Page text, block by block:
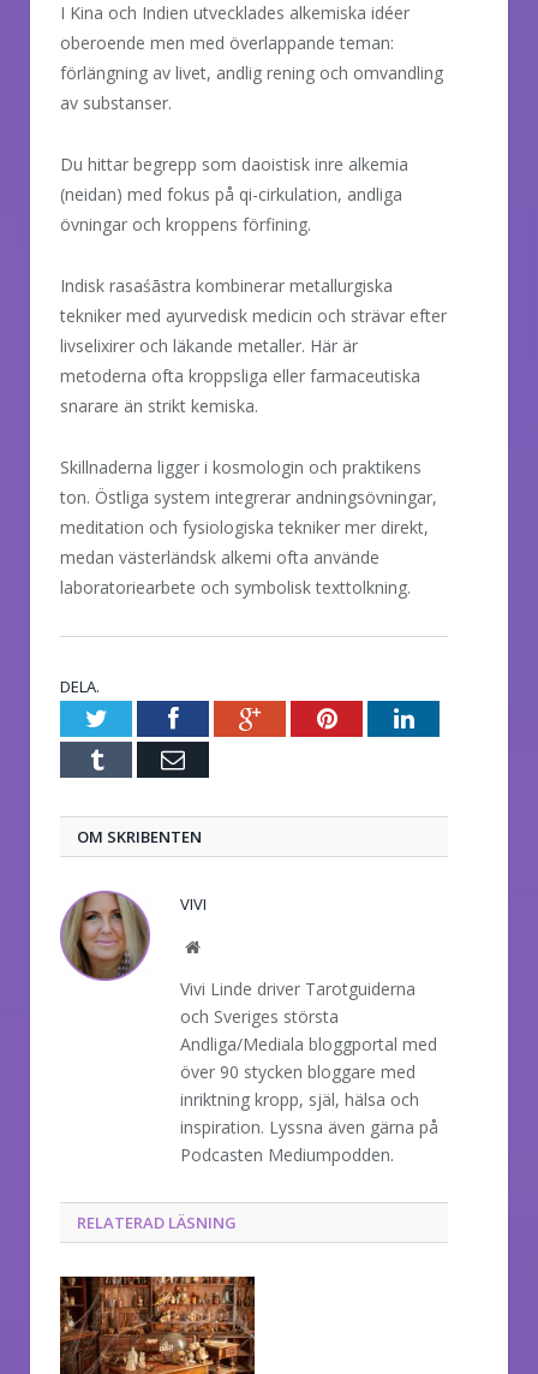
I Kina och Indien utvecklades alkemiska idéer
oberoende men med överlappande teman:
förlängning av livet, andlig rening och omvandling
av substanser.
Du hittar begrepp som daoistisk inre alkemia
(neidan) med fokus på qi-cirkulation, andliga
övningar och kroppens förfining.
Indisk rasaśāstra kombinerar metallurgiska
tekniker med ayurvedisk medicin och strävar efter
livselixirer och läkande metaller. Här är
metoderna ofta kroppsliga eller farmaceutiska
snarare än strikt kemiska.
Skillnaderna ligger i kosmologin och praktikens
ton. Östliga system integrerar andningsövningar,
meditation och fysiologiska tekniker mer direkt,
medan västerländsk alkemi ofta använde
laboratoriearbete och symbolisk texttolkning.
DELA.
TwitterFacebookGoogle+PinterestLinkedIn
Tumblr E-
OM SKRIBENTEN
VIVI
Website
Vivi Linde driver Tarotguiderna
och Sveriges största
Andliga/Mediala bloggportal med
över 90 stycken bloggare med
inriktning kropp, själ, hälsa och
inspiration. Lyssna även gärna på
Podcasten Mediumpodden.
RELATERAD LÄSNING